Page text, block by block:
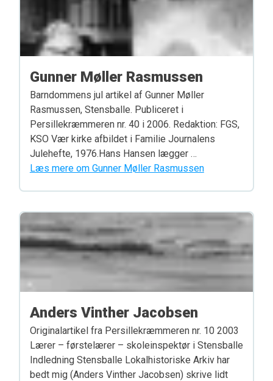
Gunner Møller Rasmussen
Barndommens jul artikel af Gunner Møller
Rasmussen, Stensballe. Publiceret i
Persillekræmmeren nr. 40 i 2006. Redaktion: FGS,
KSO Vær kirke afbildet i Familie Journalens
Julehefte, 1976.Hans Hansen lægger …
Læs mere om Gunner Møller Rasmussen
Anders Vinther Jacobsen
Originalartikel fra Persillekræmmeren nr. 10 2003
Lærer – førstelærer – skoleinspektør i Stensballe
Indledning Stensballe Lokalhistoriske Arkiv har
bedt mig (Anders Vinther Jacobsen) skrive lidt